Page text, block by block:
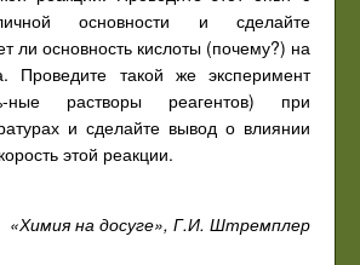
основности и сделайте
ли основность кислоты (почему?) на
Проведите такой же эксперимент
ные растворы реагентов) при
и сделайте вывод о влиянии
этой реакции.
«Химия на досуге», Г.И. Штремплер